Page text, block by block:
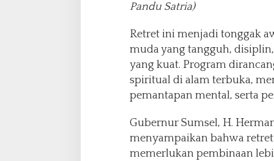
Pandu Satria)
Retret ini menjadi tonggak
muda yang tangguh,
yang kuat. Program
spiritual di alam terbuka,
pemantapan mental, serta
Gubernur Sumsel, H.
menyampaikan bahwa
memerlukan pembinaan